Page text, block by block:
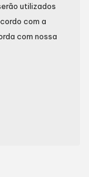
utilizados
com a
com nossa